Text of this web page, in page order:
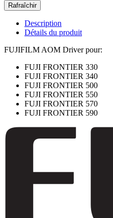
Description
Détails du produit
FUJIFILM AOM Driver pour:
FUJI FRONTIER 330
FUJI FRONTIER 340
FUJI FRONTIER 500
FUJI FRONTIER 550
FUJI FRONTIER 570
FUJI FRONTIER 590